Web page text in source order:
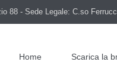
88 - Sede Legale: C.so
Home Scarica la